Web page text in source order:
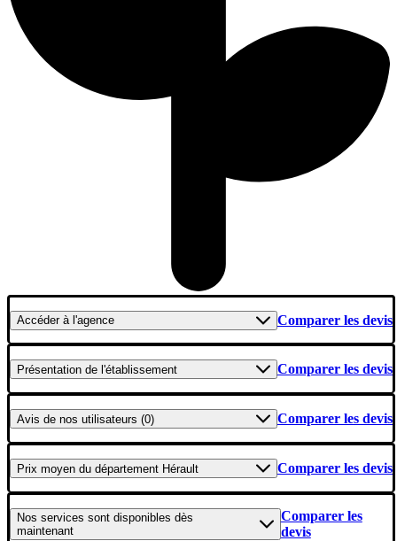
Accéderà l'agence Comparer les devis
Présentation de l'établissement Comparer les devis
Avis de nos utilisateurs (0) Comparer les devis
Prix moyen du département Hérault Comparer les devis
Nos services sont disponibles dès
maintenant
Comparer les
devis